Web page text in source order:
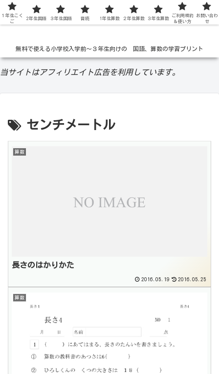
低学年の無料学習ドリル
無料で使える小学校入学前〜３年生向けの 国語、算数の学習プリント
当サイトはアフィリエイト広告を利用しています。
センチメートル
算数
長さのはかりかた
2016.05.19 2016.05.25
算数
１年生こく
ご
2年生国語 ３年生国語 音読 1年生算数 ２年生算数 ３年生算数
ご利用規約
＆使い方
お問い合わ
せ